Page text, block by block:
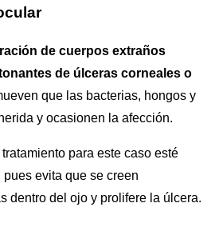
de cuerpos extraños
de úlceras corneales o
que las bacterias, hongos y
y ocasionen la afección.
para este caso esté
evita que se creen
dentro del ojo y prolifere la úlcera.